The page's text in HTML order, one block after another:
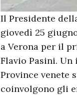
Il Presidente
giovedì 25
a Verona per il
Flavio Pasini.
Province venete
coinvolgono gli